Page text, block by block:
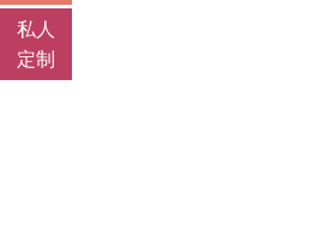
私人
定制